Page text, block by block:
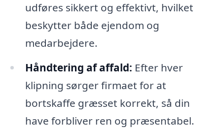
udføres sikkert og effektivt, hvilket
beskytter både ejendom og
medarbejdere.
Håndtering af affald: Efter hver
klipning sørger firmaet for at
bortskaffe græsset korrekt, så din
have forbliver ren og præsentabel.